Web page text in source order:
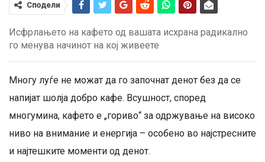
Сподели
Исфрлањето на кафето од вашата исхрана радикално
го менува начинот на кој живеете
Многу луѓе не можат да го започнат денот без да се
напијат шолја добро кафе. Всушност, според
многумина, кафето е „гориво“ за одржување на високо
ниво на внимание и енергија – особено во најстресните
и најтешките моменти од денот.